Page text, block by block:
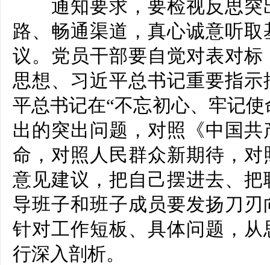
通知要求，要检视反思突
路、畅通渠道，真心诚意听
议。党员干部要自觉对表对
思想、习近平总书记重要指
平总书记在“不忘初心、牢记
出的突出问题，对照《中国
命，对照人民群众新期待，
意见建议，把自己摆进去、
导班子和班子成员要发扬刀
针对工作短板、具体问题，
行深入剖析。